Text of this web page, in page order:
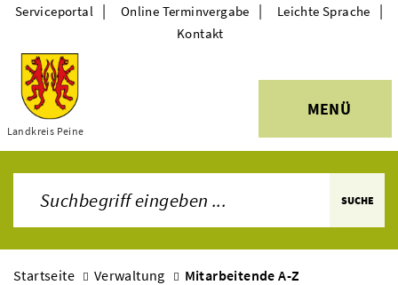
Themen
Landkreis Peine
MENÜ
Serviceportal | Online Terminvergabe | Leichte Sprache |
Kontakt
SUCHE
Startseite Verwaltung Mitarbeitende A-Z